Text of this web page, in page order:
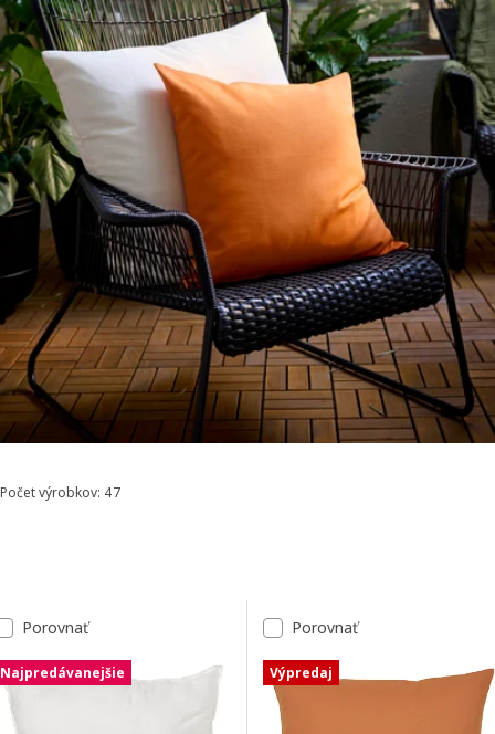
Zoradiť a filtrovať
Počet výrobkov: 47
Zoznam výsledkov
Porovnať
Najpredávanejšie
Porovnať
Výpredaj